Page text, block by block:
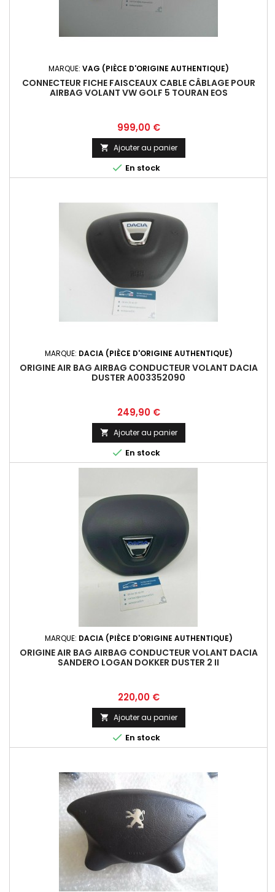
MARQUE: VAG (PIÈCE D'ORIGINE AUTHENTIQUE)
CONNECTEUR FICHE FAISCEAUX CABLE CÂBLAGE POUR
AIRBAG VOLANT VW GOLF 5 TOURAN EOS
Prix
999,00 €
 Ajouter au panier
 En stock
MARQUE: DACIA (PIÈCE D'ORIGINE AUTHENTIQUE)
ORIGINE AIR BAG AIRBAG CONDUCTEUR VOLANT DACIA
DUSTER A003352090
Prix
249,90 €
 Ajouter au panier
 En stock
MARQUE: DACIA (PIÈCE D'ORIGINE AUTHENTIQUE)
ORIGINE AIR BAG AIRBAG CONDUCTEUR VOLANT DACIA
SANDERO LOGAN DOKKER DUSTER 2 II
Prix
220,00 €
 Ajouter au panier
 En stock